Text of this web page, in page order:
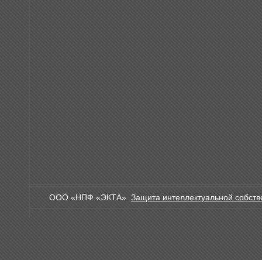
ООО «НПФ «ЭКТА». Защита интеллектуальной